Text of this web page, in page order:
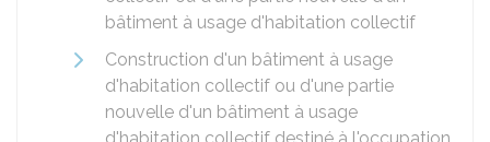
bâtiment à usage d'habitation collectif
Construction d'un bâtiment à usage
d'habitation collectif ou d'une partie
nouvelle d'un bâtiment à usage